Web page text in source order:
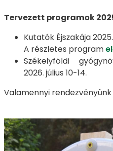
Tervezett programok
Kutatók Éjszakája
A részletes program
Székelyföldi
2026. július 10-14.
Valamennyi rendezvényünk